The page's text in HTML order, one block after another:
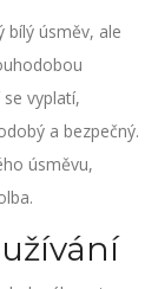
bílý úsměv, ale
vyplatí,
a bezpečný.
úsměvu,